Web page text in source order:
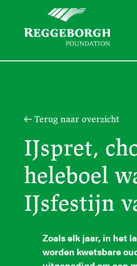
Terug naar overzicht
IJspret,
heleboel
IJsfestijn
Zoals elk jaar, in het
worden kwetsbare